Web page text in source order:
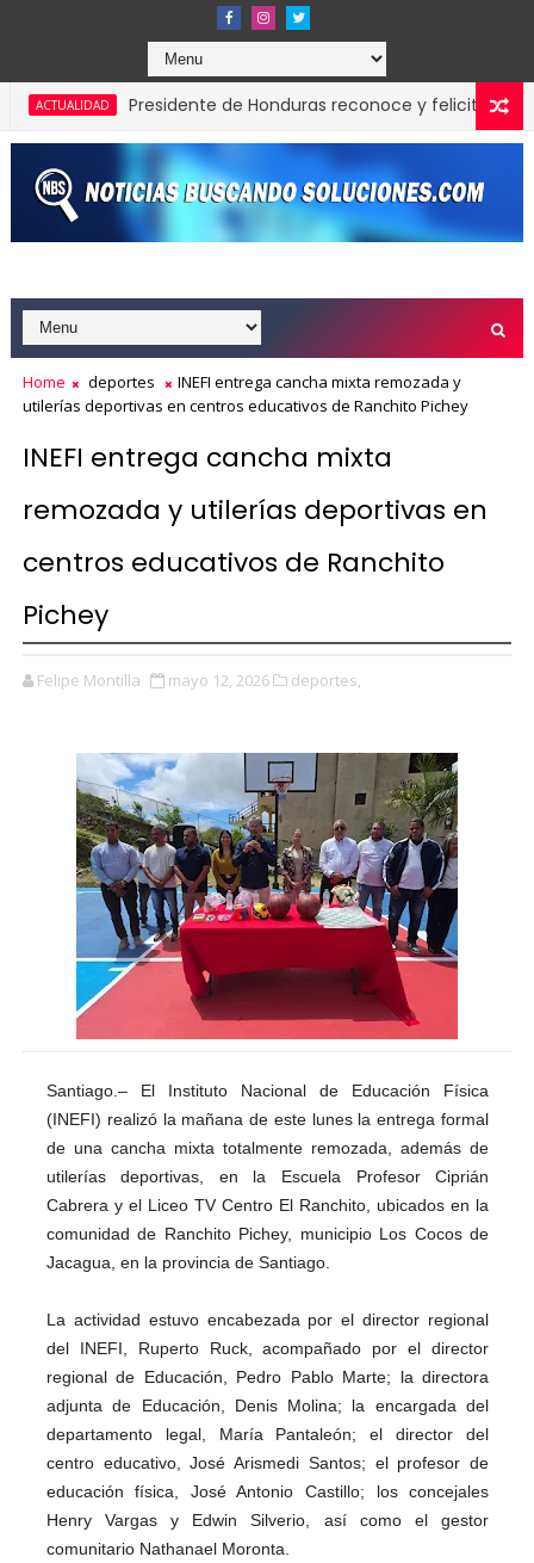
Presidente de Honduras reconoce y felicita al
Home deportes
INEFI entrega cancha mixta remozada y
utilerías deportivas en centros educativos de Ranchito Pichey
INEFI entrega cancha mixta
remozada y utilerías deportivas en
centros educativos de Ranchito
Pichey
Felipe Montilla mayo 12, 2026 deportes,
Santiago.– El Instituto Nacional de Educación Física
(INEFI) realizó la mañana de este lunes la entrega formal
de una cancha mixta totalmente remozada, además de
utilerías deportivas, en la Escuela Profesor Ciprián
Cabrera y el Liceo TV Centro El Ranchito, ubicados en la
comunidad de Ranchito Pichey, municipio Los Cocos de
Jacagua, en la provincia de Santiago.
La actividad estuvo encabezada por el director regional
del INEFI, Ruperto Ruck, acompañado por el director
regional de Educación, Pedro Pablo Marte; la directora
adjunta de Educación, Denis Molina; la encargada del
departamento legal, María Pantaleón; el director del
centro educativo, José Arismedi Santos; el profesor de
educación física, José Antonio Castillo; los concejales
Henry Vargas y Edwin Silverio, así como el gestor
comunitario Nathanael Moronta.